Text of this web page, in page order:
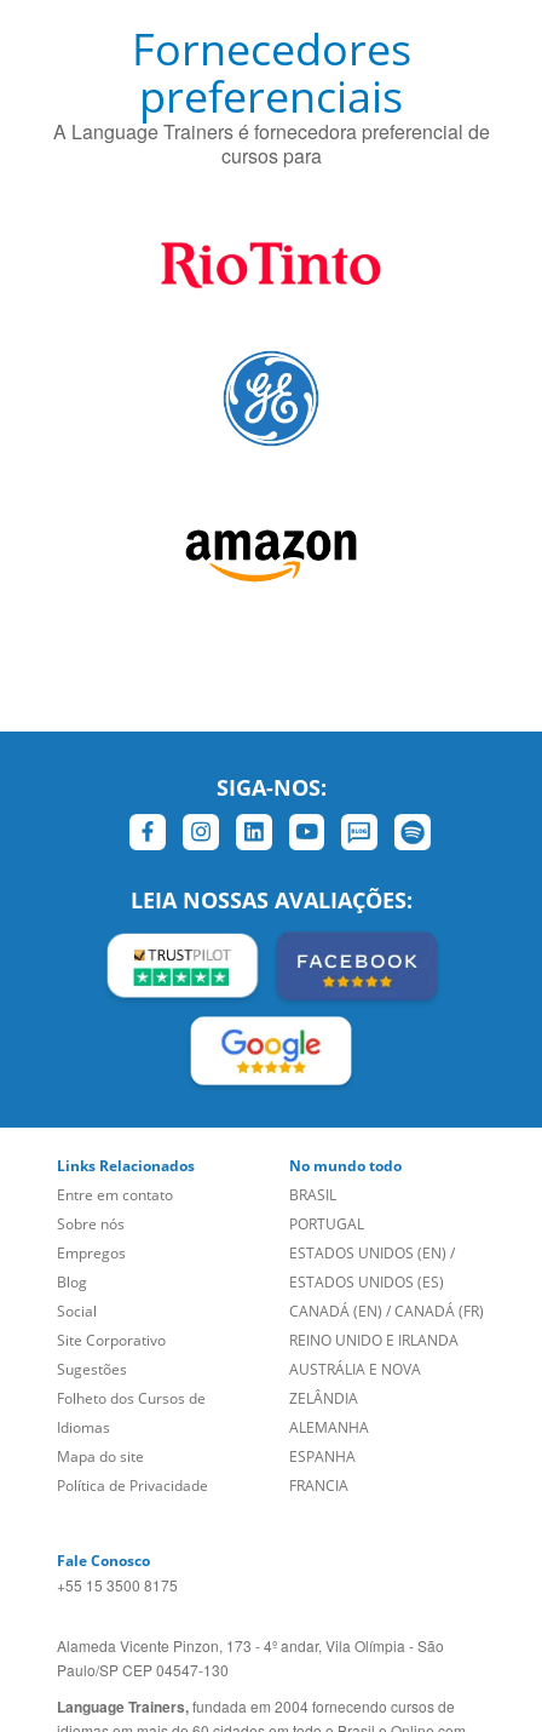
Fornecedores
preferenciais
A Language Trainers é fornecedora preferencial de
cursos para
SIGA-NOS:
LEIA NOSSAS AVALIAÇÕES:
Links Relacionados
Entre em contato
Sobre nós
Empregos
Blog
Social
Site Corporativo
Sugestões
Folheto dos Cursos de
Idiomas
Mapa do site
Política de Privacidade
No mundo todo
BRASIL
PORTUGAL
ESTADOS UNIDOS (EN) /
ESTADOS UNIDOS (ES)
CANADÁ (EN) /CANADÁ (FR)
REINO UNIDO E IRLANDA
AUSTRÁLIA E NOVA
ZELÂNDIA
ALEMANHA
ESPANHA
FRANCIA
Fale Conosco
+55 15 3500 8175
Alameda Vicente Pinzon, 173 - 4º andar, Vila Olímpia - São
Paulo/SP CEP 04547-130
Language Trainers,fundada em 2004 fornecendo cursos de